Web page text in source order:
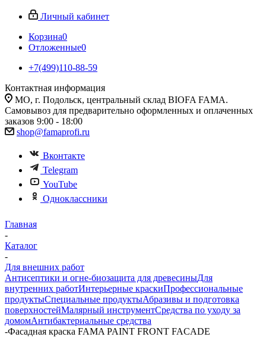
Личный кабинет
Корзина0
Отложенные0
+7(499)110-88-59
Контактная информация
МО, г. Подольск, центральный склад BIOFA FAMA.
Самовывоз для предварительно оформленных и оплаченных
заказов 9:00 - 18:00
shop@famaprofi.ru
Вконтакте
Telegram
YouTube
Одноклассники
Главная
-
Каталог
-
Для внешних работ
Антисептики и огне-биозащита для древесиныДля
внутренних работИнтерьерные краскиПрофессиональные
продуктыСпециальные продуктыАбразивы и подготовка
поверхностейМалярный инструментСредства по уходу за
домомАнтибактериальные средства
-Фасадная краска FAMA PAINT FRONT FACADE